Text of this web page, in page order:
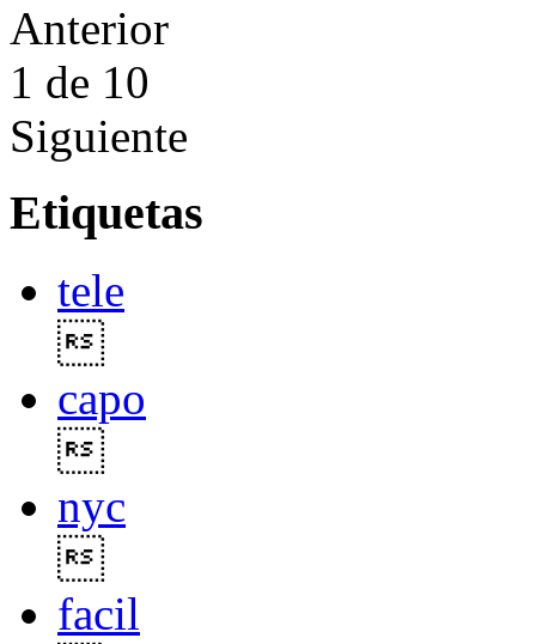
Anterior
1 de 10
Siguiente
Etiquetas
tele
capo
nyc
facil